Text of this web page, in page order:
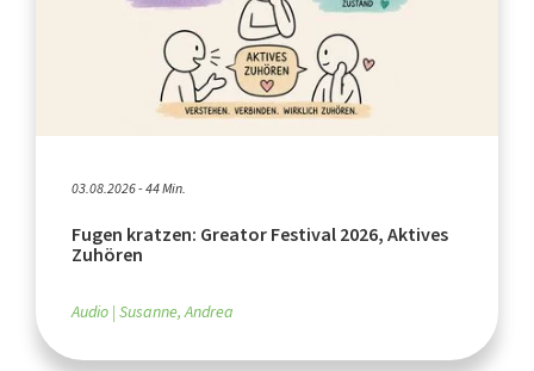
03.08.2026 - 44 Min.
Fugen kratzen: Greator Festival 2026, Aktives
Zuhören
Audio Susanne, Andrea